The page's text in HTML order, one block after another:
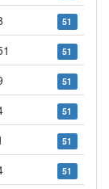
51
51
51
51
51
51